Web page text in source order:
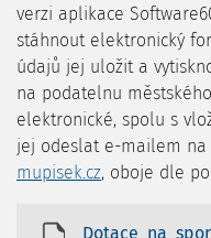
verzi aplikace
stáhnout elektronický
údajů jej uložit a
na podatelnu
elektronické, spolu s
jej odeslat e-mailem na
mupisek.cz, oboje dle